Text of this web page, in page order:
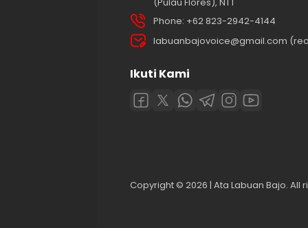
(Pulau Flores), NTT
Phone: +62 823-2942-4144
labuanbajovoice@gmail.com
Ikuti Kami
Copyright © 2026 | Ata Labuan Bajo. All